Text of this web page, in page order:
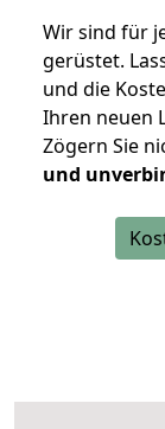
Wir sind für
gerüstet.
und die
Ihren neuen
Zögern Sie
und